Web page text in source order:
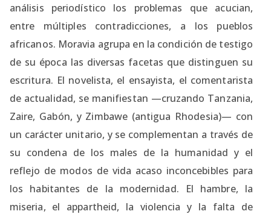
análisis periodístico los problemas que acucian,
entre múltiples contradicciones, a los pueblos
africanos. Moravia agrupa en la condición de testigo
de su época las diversas facetas que distinguen su
escritura. El novelista, el ensayista, el comentarista
de actualidad, se manifiestan —cruzando Tanzania,
Zaire, Gabón, y Zimbawe (antigua Rhodesia)— con
un carácter unitario, y se complementan a través de
su condena de los males de la humanidad y el
reflejo de modos de vida acaso inconcebibles para
los habitantes de la modernidad. El hambre, la
miseria, el appartheid, la violencia y la falta de